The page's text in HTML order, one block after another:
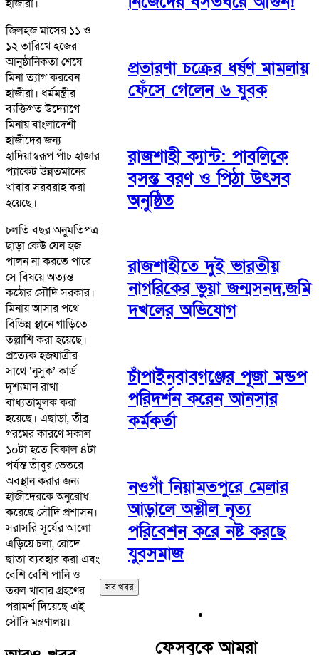
হাজীরা।
জিলহজ মাসের ১১ ও
১২ তারিখে হজের
আনুষ্ঠানিকতা শেষে
মিনা ত্যাগ করবেন
হাজীরা। ধর্মমন্ত্রীর
ব্যক্তিগত উদ্যোগে
মিনায় বাংলাদেশী
হাজীদের জন্য
হাদিয়াস্বরূপ পাঁচ হাজার
প্যাকেট উন্নতমানের
খাবার সরবরাহ করা
হয়েছে।
চলতি বছর অনুমতিপত্র
ছাড়া কেউ যেন হজ
পালন না করতে পারে
সে বিষয়ে অত্যন্ত
কঠোর সৌদি সরকার।
মিনায় আসার পথে
বিভিন্ন স্থানে গাড়িতে
তল্লাশি করা হয়েছে।
প্রত্যেক হজযাত্রীর
সাথে ‘নুসুক’ কার্ড
দৃশ্যমান রাখা
বাধ্যতামূলক করা
হয়েছে। এছাড়া, তীব্র
গরমের কারণে সকাল
১০টা হতে বিকাল ৪টা
পর্যন্ত তাঁবুর ভেতরে
অবস্থান করার জন্য
হাজীদেরকে অনুরোধ
করেছে সৌদি প্রশাসন।
সরাসরি সূর্যের আলো
এড়িয়ে চলা, রোদে
ছাতা ব্যবহার করা এবং
বেশি বেশি পানি ও
তরল খাবার গ্রহণের
পরামর্শ দিয়েছে এই
সৌদি মন্ত্রণালয়।
প্রতারণা চক্রের ধর্ষণ মামলায়
ফেঁসে গেলেন ৬ যুবক
রাজশাহী ক্যান্ট: পাবলিকে
বসন্ত বরণ ও পিঠা উৎসব
অনুষ্ঠিত
রাজশাহীতে দুই ভারতীয়
নাগরিকের ভুয়া জন্মসনদ,জমি
দখলের অভিযোগ
চাঁপাইনবাবগঞ্জের পূজা মন্ডপ
পরিদর্শন করেন আনসার
কর্মকর্তা
নওগাঁ নিয়ামতপুরে মেলার
আড়ালে অশ্লীল নৃত্য
পরিবেশন করে নষ্ট করছে
যুবসমাজ
সব খবর
ফেসবুকে আমরা